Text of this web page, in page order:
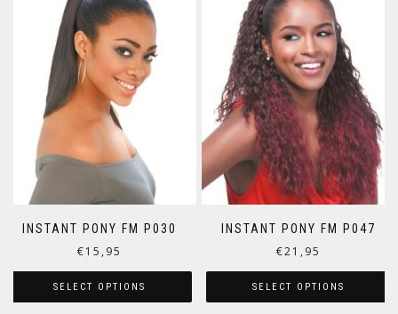
INSTANT PONY FM P030
€15,95
SELECT OPTIONS
INSTANT PONY FM P047
€21,95
SELECT OPTIONS